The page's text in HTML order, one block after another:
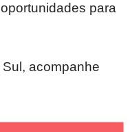
para
acompanhe